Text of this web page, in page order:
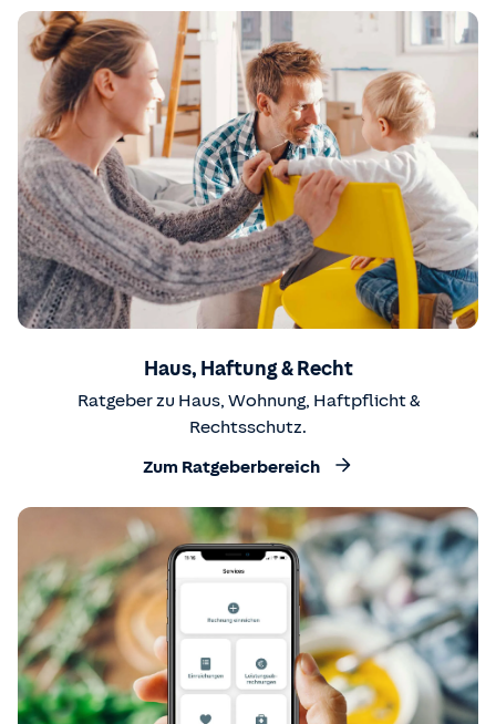
Haus, Haftung & Recht
Ratgeber zu Haus, Wohnung, Haftpflicht &
Rechtsschutz.
Zum Ratgeberbereich